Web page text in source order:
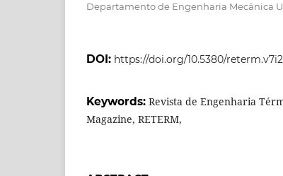
Departamento de Engenharia Mecânica
DOI: https://doi.org/10.5380/
Keywords: Revista de Engenharia
Magazine, RETERM,